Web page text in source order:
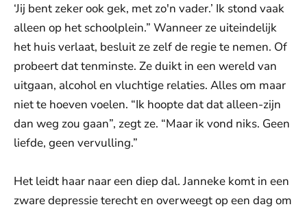
‘Jij bent zeker ook gek, met zo'n vader.’ Ik stond vaak
alleen op het schoolplein.” Wanneer ze uiteindelijk
het huis verlaat, besluit ze zelf de regie te nemen. Of
probeert dat tenminste. Ze duikt in een wereld van
uitgaan, alcohol en vluchtige relaties. Alles om maar
niet te hoeven voelen. “Ik hoopte dat dat alleen-zijn
dan weg zou gaan”, zegt ze. “Maar ik vond niks. Geen
liefde, geen vervulling.”
Het leidt haar naar een diep dal. Janneke komt in een
zware depressie terecht en overweegt op een dag om